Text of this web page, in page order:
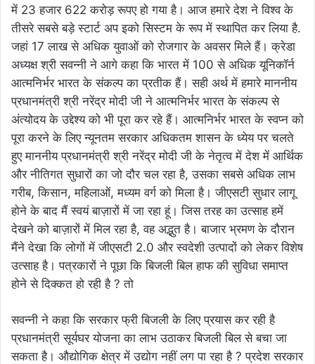
में 23 हजार 622 करोड़ रूपए हो गया है। आज हमारे देश ने विश्व के
तीसरे सबसे बड़े स्टार्ट अप इको सिस्टम के रूप में स्थापित कर लिया है.
जहां 17 लाख से अधिक युवाओं को रोजगार के अवसर मिले हैं। क्रेडा
अध्यक्ष श्री सवन्नी ने आगे कहा कि भारत में 100 से अधिक यूनिकॉर्न
आत्मनिर्भर भारत के संकल्प का प्रतीक हैं। सही अर्थ में हमारे माननीय
प्रधानमंत्री श्री नरेंद्र मोदी जी ने आत्मनिर्भर भारत के संकल्प से
अंत्योदय के उद्देश्य को भी पूरा कर रहे हैं। आत्मनिर्भर भारत के स्वप्न को
पूरा करने के लिए न्यूनतम सरकार अधिकतम शासन के ध्येय पर चलते
हुए माननीय प्रधानमंत्री श्री नरेंद्र मोदी जी के नेतृत्व में देश में आर्थिक
और नीतिगत सुधारों का जो दौर चल रहा है, उसका सबसे अधिक लाभ
गरीब, किसान, महिलाओं, मध्यम वर्ग को मिला है। जीएसटी सुधार लागू
होने के बाद मैं स्वयं बाज़ारों में जा रहा हूं। जिस तरह का उत्साह हमें
देखने को बाज़ारों में मिल रहा है, वह अद्भुत है। बाजार भ्रमण के दौरान
मैंने देखा कि लोगों में जीएसटी 2.0 और स्वदेशी उत्पादों को लेकर विशेष
उत्साह है। पत्रकारों ने पूछा कि बिजली बिल हाफ की सुविधा समाप्त
होने से दिक्कत हो रही है ? तो
सवन्नी ने कहा कि सरकार फ्री बिजली के लिए प्रयास कर रही है
प्रधानमंत्री सूर्यघर योजना का लाभ उठाकर बिजली बिल से बचा जा
सकता है। औद्योगिक क्षेत्र में उद्योग नहीं लग पा रहा है ? प्रदेश सरकार